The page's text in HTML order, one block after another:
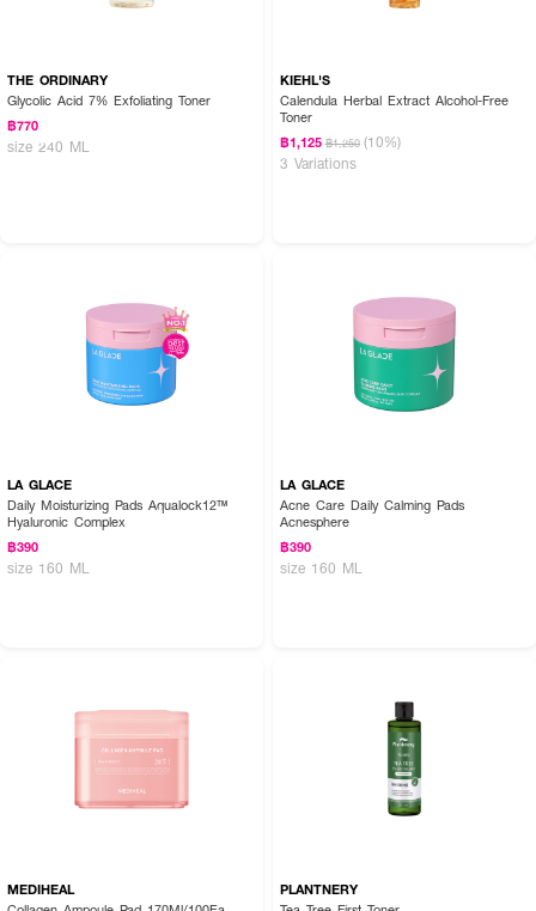
THE ORDINARY
Glycolic Acid 7% Exfoliating Toner
฿770
size 240 ML
KIEHL'S
Calendula Herbal Extract Alcohol-Free
Toner
฿1,125 ฿1,250 (10%)
3 Variations
LA GLACE
Daily Moisturizing Pads Aqualock12™
Hyaluronic Complex
฿390
size 160 ML
LA GLACE
Acne Care Daily Calming Pads
Acnesphere
฿390
size 160 ML
MEDIHEAL
PLANTNERY